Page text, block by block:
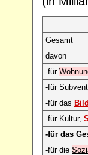
Gesamt
davon
-für
-für
-für das
-für Kultur,
-für das
-für die